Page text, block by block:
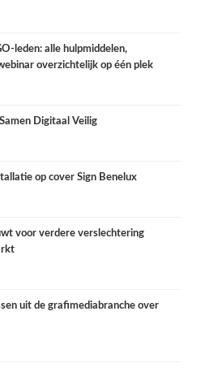
leden: alle hulpmiddelen,
overzichtelijk op één plek
Digitaal Veilig
op cover Sign Benelux
voor verdere verslechtering
uit de grafimediabranche over